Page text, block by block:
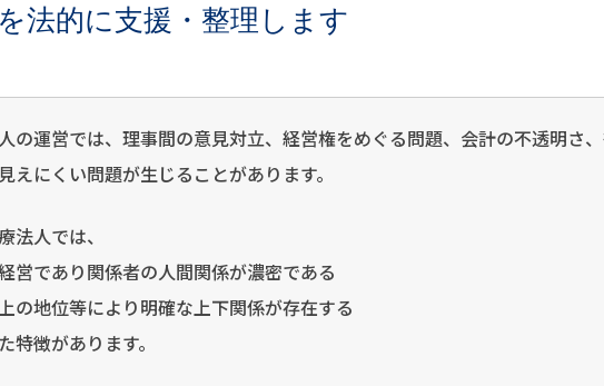
法的に支援・整理します
の運営では、理事間の意見対立、経営権をめぐる問題、会計の不透明さ
えにくい問題が生じることがあります。
法人では、
営であり関係者の人間関係が濃密である
の地位等により明確な上下関係が存在する
特徴があります。